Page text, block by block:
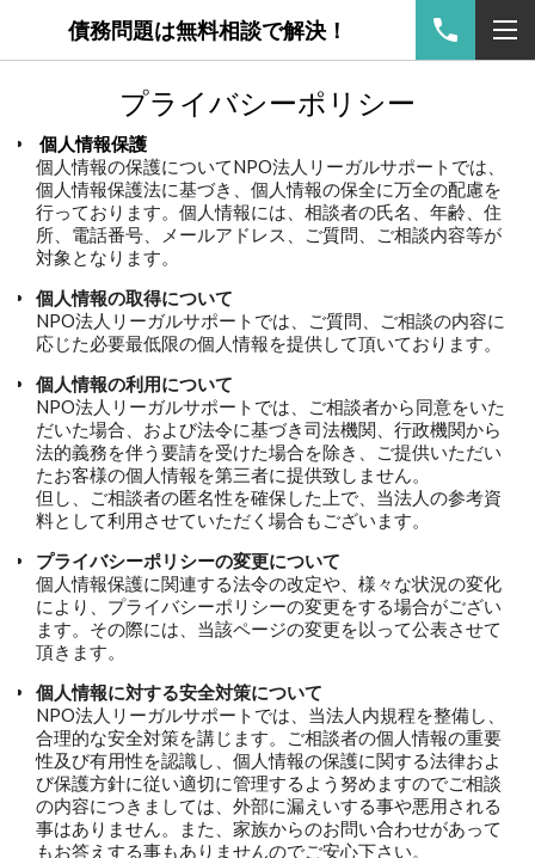
債務問題は無料相談で解決！
プライバシーポリシー
個人情報保護
個人情報の保護についてNPO法人リーガルサポートでは、
個人情報保護法に基づき、個人情報の保全に万全の配慮を
行っております。個人情報には、相談者の氏名、年齢、住
所、電話番号、メールアドレス、ご質問、ご相談内容等が
対象となります。
個人情報の取得について
NPO法人リーガルサポートでは、ご質問、ご相談の内容に
応じた必要最低限の個人情報を提供して頂いております。
個人情報の利用について
NPO法人リーガルサポートでは、ご相談者から同意をいた
だいた場合、および法令に基づき司法機関、行政機関から
法的義務を伴う要請を受けた場合を除き、ご提供いただい
たお客様の個人情報を第三者に提供致しません。
但し、ご相談者の匿名性を確保した上で、当法人の参考資
料として利用させていただく場合もございます。
プライバシーポリシーの変更について
個人情報保護に関連する法令の改定や、様々な状況の変化
により、プライバシーポリシーの変更をする場合がござい
ます。その際には、当該ページの変更を以って公表させて
頂きます。
個人情報に対する安全対策について
NPO法人リーガルサポートでは、当法人内規程を整備し、
合理的な安全対策を講じます。ご相談者の個人情報の重要
性及び有用性を認識し、個人情報の保護に関する法律およ
び保護方針に従い適切に管理するよう努めますのでご相談
の内容につきましては、外部に漏えいする事や悪用される
事はありません。また、家族からのお問い合わせがあって
もお答えする事もありませんのでご安心下さい。